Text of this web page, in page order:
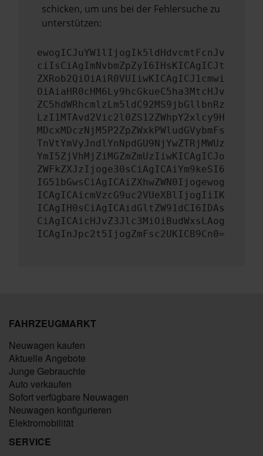
schicken, um uns bei der Fehlersuche zu
unterstützen:
ewogICJuYW1lIjogIk5ldHdvcmtFcnJv
ciIsCiAgImNvbmZpZyI6IHsKICAgICJt
ZXRob2QiOiAiR0VUIiwKICAgICJ1cmwi
OiAiaHR0cHM6Ly9hcGkueC5ha3MtcHJv
ZC5hdWRhcmlzLm5ldC92MS9jbGllbnRz
LzI1MTAvd2Vic2l0ZS12ZWhpY2xlcy9H
MDcxMDczNjM5P2ZpZWxkPWludGVybmFs
TnVtYmVyJndlYnNpdGU9NjYwZTRjMWUz
YmI5ZjVhMjZiMGZmZmUzIiwKICAgICJo
ZWFkZXJzIjoge30sCiAgICAiYm9keSI6
IG51bGwsCiAgICAiZXhwZWN0Ijogewog
ICAgICAicmVzcG9uc2VUeXBlIjogIiIK
ICAgIH0sCiAgICAidGltZW91dCI6IDAs
CiAgICAicHJvZ3Jlc3MiOiBudWxsLAog
ICAgInJpc2t5IjogZmFsc2UKICB9Cn0=
FAHRZEUGMARKT
Neuwagen kaufen
Aktuelle Angebote
Junge Gebrauchte
Auto verkaufen
Sofort verfügbare Neuwagen
Neuwagen konfigurieren
Elektromobilität
SERVICE